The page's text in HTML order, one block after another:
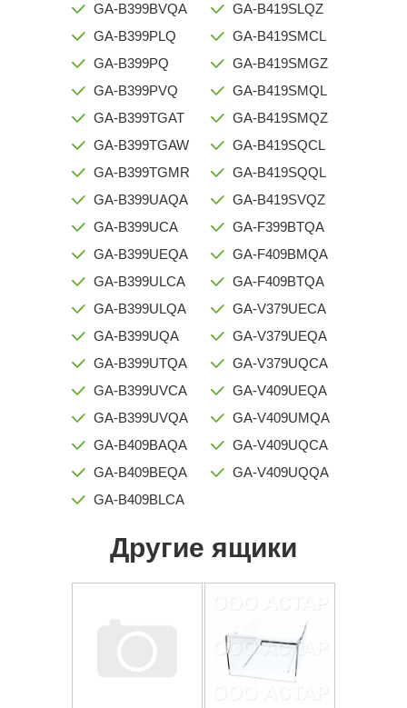
GA-B399BVQA
GA-B399PLQ
GA-B399PQ
GA-B399PVQ
GA-B399TGAT
GA-B399TGAW
GA-B399TGMR
GA-B399UAQA
GA-B399UCA
GA-B399UEQA
GA-B399ULCA
GA-B399ULQA
GA-B399UQA
GA-B399UTQA
GA-B399UVCA
GA-B399UVQA
GA-B409BAQA
GA-B409BEQA
GA-B409BLCA
GA-B419SLQZ
GA-B419SMCL
GA-B419SMGZ
GA-B419SMQL
GA-B419SMQZ
GA-B419SQCL
GA-B419SQQL
GA-B419SVQZ
GA-F399BTQA
GA-F409BMQA
GA-F409BTQA
GA-V379UECA
GA-V379UEQA
GA-V379UQCA
GA-V409UEQA
GA-V409UMQA
GA-V409UQCA
GA-V409UQQA
Другие ящики